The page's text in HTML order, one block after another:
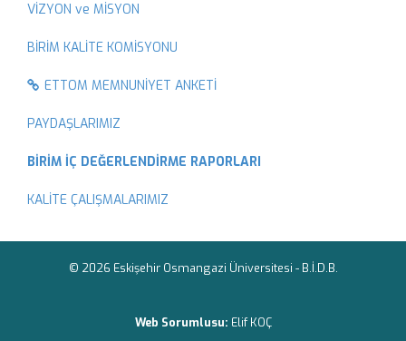
VİZYON ve MİSYON
BİRİM KALİTE KOMİSYONU
ETTOM MEMNUNİYET ANKETİ
PAYDAŞLARIMIZ
BİRİM İÇ DEĞERLENDİRME RAPORLARI
KALİTE ÇALIŞMALARIMIZ
© 2026 Eskişehir Osmangazi Üniversitesi - B.İ.D.B.
Web Sorumlusu: Elif KOÇ